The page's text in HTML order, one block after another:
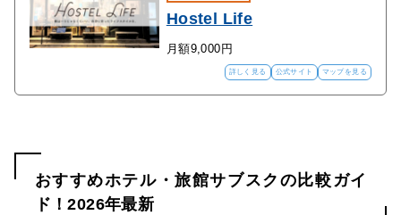
Hostel Life
月額9,000円
詳しく見る 公式サイト マップを見る
おすすめホテル・旅館サブスクの比較ガイ
ド！2026年最新